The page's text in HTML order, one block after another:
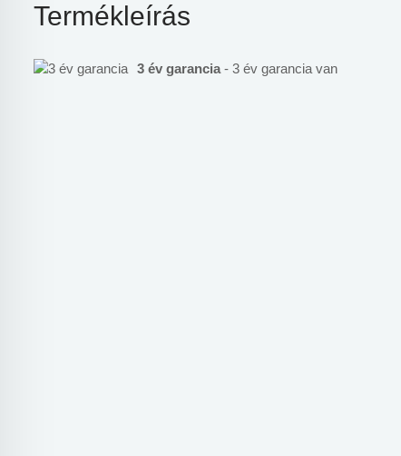
Termékleírás
3 év garancia - 3 év garancia van